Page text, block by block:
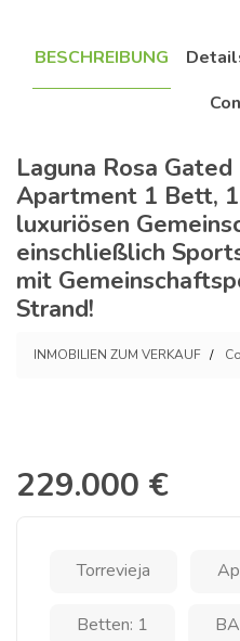
BESCHREIBUNG
Laguna Rosa
Apartment 1 Bett,
luxuriösen
einschließlich
mit
Strand!
INMOBILIEN ZUM VERKAUF
229.000 €
Torrevieja
Betten: 1